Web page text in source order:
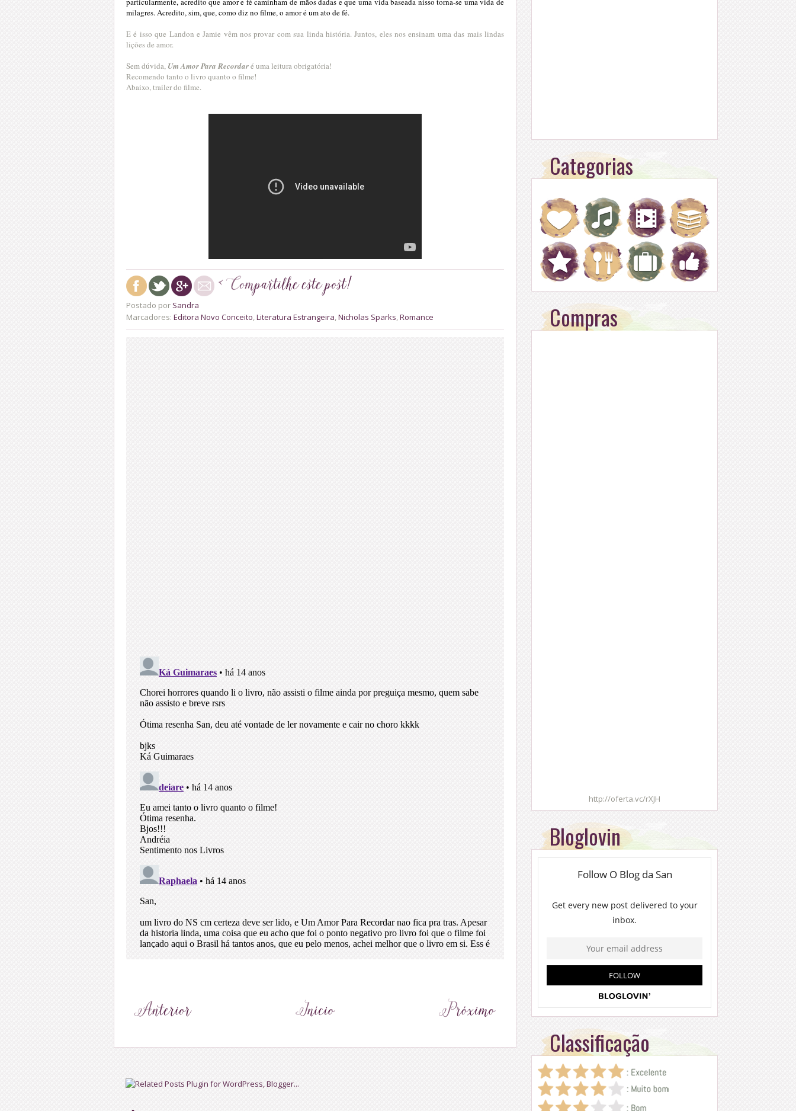
milagres. Acredito, sim, que, como diz no filme, o amor é um ato de fé.
E é isso que Landon e Jamie vêm nos provar com sua linda história. Juntos, eles nos ensinam uma das mais lindas
lições de amor.
Sem dúvida, Um Amor Para Recordaré uma leitura obrigatória!
Recomendo tanto o livro quanto o filme!
Abaixo, trailer do filme.
Postado por Sandra
Marcadores: Editora Novo Conceito Literatura Estrangeira Nicholas Sparks Romance
Categorias
Compras
http://oferta.vc/rXJH
Bloglovin
Classificação